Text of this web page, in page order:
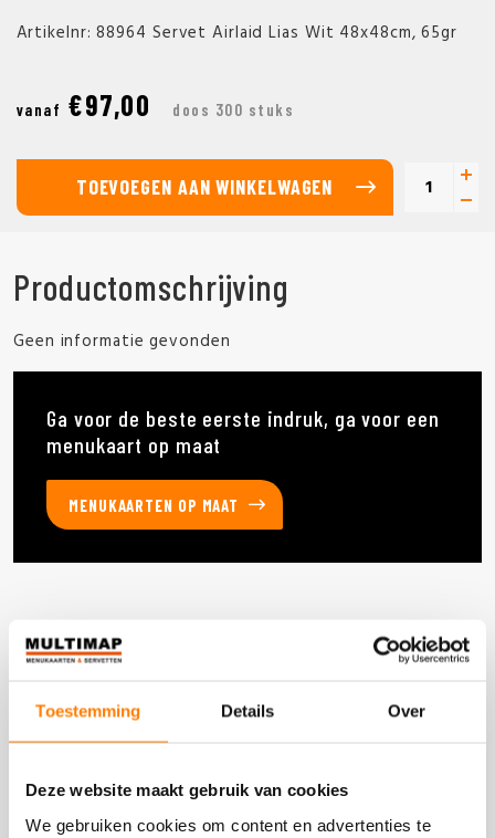
Toestemming Details Over
Deze website maakt gebruik van cookies
We gebruiken cookies om content en advertenties te
Artikelnr: 88964 Servet Airlaid Lias Wit 48x48cm, 65gr
vanaf €97,00 doos 300 stuks
TOEVOEGEN AAN WINKELWAGEN
Productomschrijving
Geen informatie gevonden
Ga voor de beste eerste indruk, ga voor een
menukaart op maat
MENUKAARTEN OP MAAT
Deze producten heb je eerder bekeken
DOOS 300 STUKS